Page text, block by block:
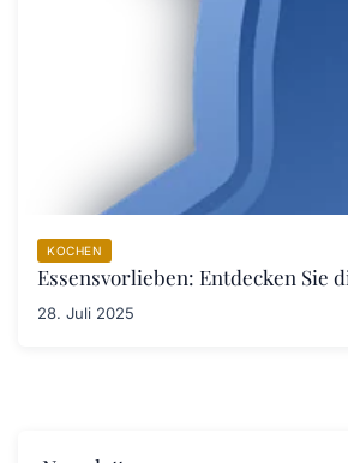
KOCHEN
Essensvorlieben: Entdecken Sie
28. Juli 2025